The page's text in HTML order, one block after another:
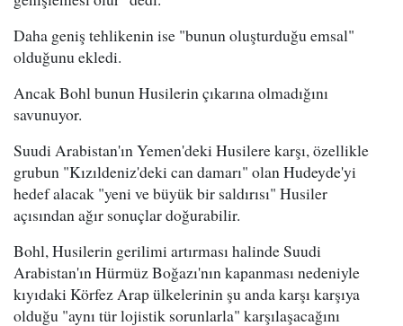
Daha geniş tehlikenin ise "bunun oluşturduğu emsal"
olduğunu ekledi.
Ancak Bohl bunun Husilerin çıkarına olmadığını
savunuyor.
Suudi Arabistan'ın Yemen'deki Husilere karşı, özellikle
grubun "Kızıldeniz'deki can damarı" olan Hudeyde'yi
hedef alacak "yeni ve büyük bir saldırısı" Husiler
açısından ağır sonuçlar doğurabilir.
Bohl, Husilerin gerilimi artırması halinde Suudi
Arabistan'ın Hürmüz Boğazı'nın kapanması nedeniyle
kıyıdaki Körfez Arap ülkelerinin şu anda karşı karşıya
olduğu "aynı tür lojistik sorunlarla" karşılaşacağını